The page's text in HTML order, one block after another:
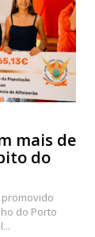
mais de
do
do Porto